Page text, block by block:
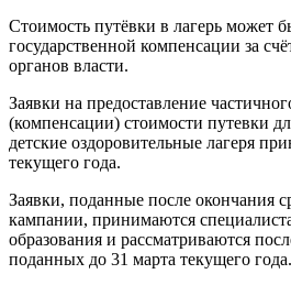
Стоимость путёвки в лагерь может
государственной компенсации за
органов власти.
Заявки на предоставление
(компенсации) стоимости путевки
детские оздоровительные лагеря
текущего года.
Заявки, поданные после окончания
кампании, принимаются
образования и рассматриваются
поданных до 31 марта текущего года.